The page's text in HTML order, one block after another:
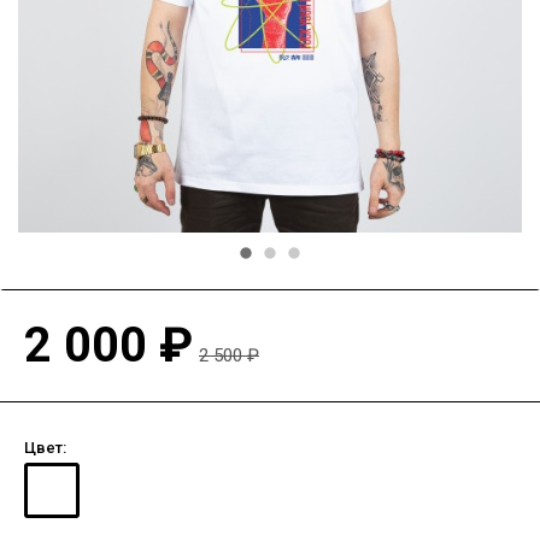
2 000 ₽ 2 500 ₽
Цвет: